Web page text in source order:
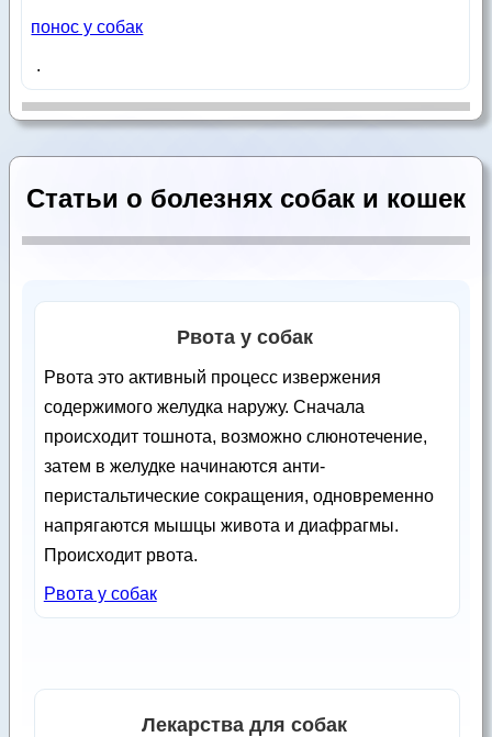
понос у собак
.
Статьи о болезнях собак и кошек
Рвота у собак
Рвота это активный процесс извержения
содержимого желудка наружу. Сначала
происходит тошнота, возможно слюнотечение,
затем в желудке начинаются анти-
перистальтические сокращения, одновременно
напрягаются мышцы живота и диафрагмы.
Происходит рвота.
Рвота у собак
Лекарства для собак